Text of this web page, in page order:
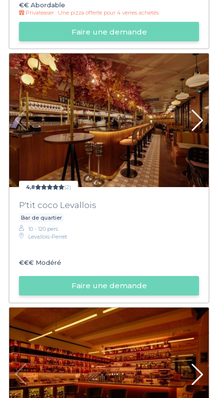
€€ Abordable
Privateaser : Une pizza offerte pour 4 verres achetés
Faire une demande
4,8 (2)
P'tit coco Levallois
Bar de quartier
10 - 120 pers.
Levallois-Perret
€€€ Modéré
Faire une demande